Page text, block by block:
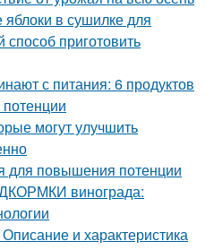
в сушилке для
приготовить
с питания: 6 продуктов
могут улучшить
для повышения потенции
винограда:
и характеристика